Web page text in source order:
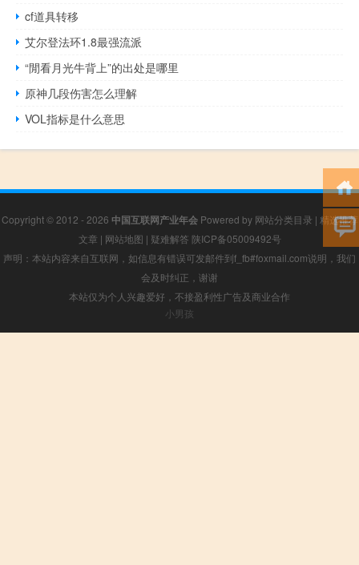
cf道具转移
艾尔登法环1.8最强流派
“閒看月光牛背上”的出处是哪里
原神几段伤害怎么理解
VOL指标是什么意思
Copyright © 2012 - 2026 中国互联网产业年会Powered by 网站分类目录 | 精选推荐
文章 | 网站地图 | 疑难解答 陕ICP备05009492号
声明：本站内容来自互联网，如信息有错误可发邮件到f_fb#foxmail.com说明，我们
会及时纠正，谢谢
本站仅为个人兴趣爱好，不接盈利性广告及商业合作
小男孩